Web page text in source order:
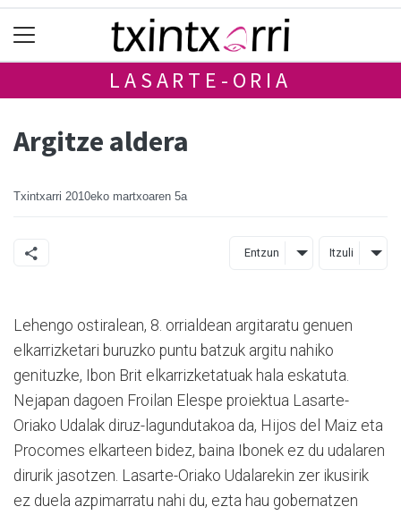
LASARTE-ORIA
Argitze aldera
Txintxarri 2010eko martxoaren 5a
Entzun Itzuli
Lehengo ostiralean, 8. orrialdean argitaratu genuen
elkarrizketari buruzko puntu batzuk argitu nahiko
genituzke, Ibon Brit elkarrizketatuak hala eskatuta.
Nejapan dagoen Froilan Elespe proiektua Lasarte-
Oriako Udalak diruz-lagundutakoa da, Hijos del Maiz eta
Procomes elkarteen bidez, baina Ibonek ez du udalaren
dirurik jasotzen. Lasarte-Oriako Udalarekin zer ikusirik
ez duela azpimarratu nahi du, ezta hau gobernatzen